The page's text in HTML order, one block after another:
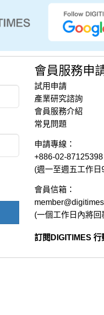
會員服務申
試用申請
產業研究諮詢
會員服務介紹
常見問題
申請專線：
+886-02-87125398
(週一至週五工作日
會員信箱：
(一個工作日內將回
訂閱DIGITIMES 行